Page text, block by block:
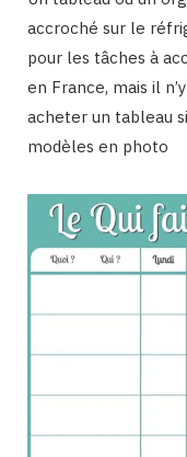
accroché sur le
pour les tâches à
en France, mais il
acheter un tableau
modèles en photo